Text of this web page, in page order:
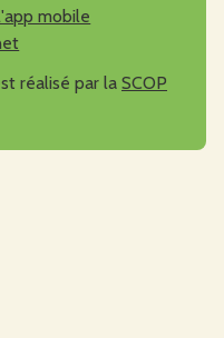
mobile
réalisé par la SCOP